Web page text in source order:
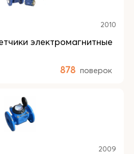
2010
электромагнитные
878 поверок
2009